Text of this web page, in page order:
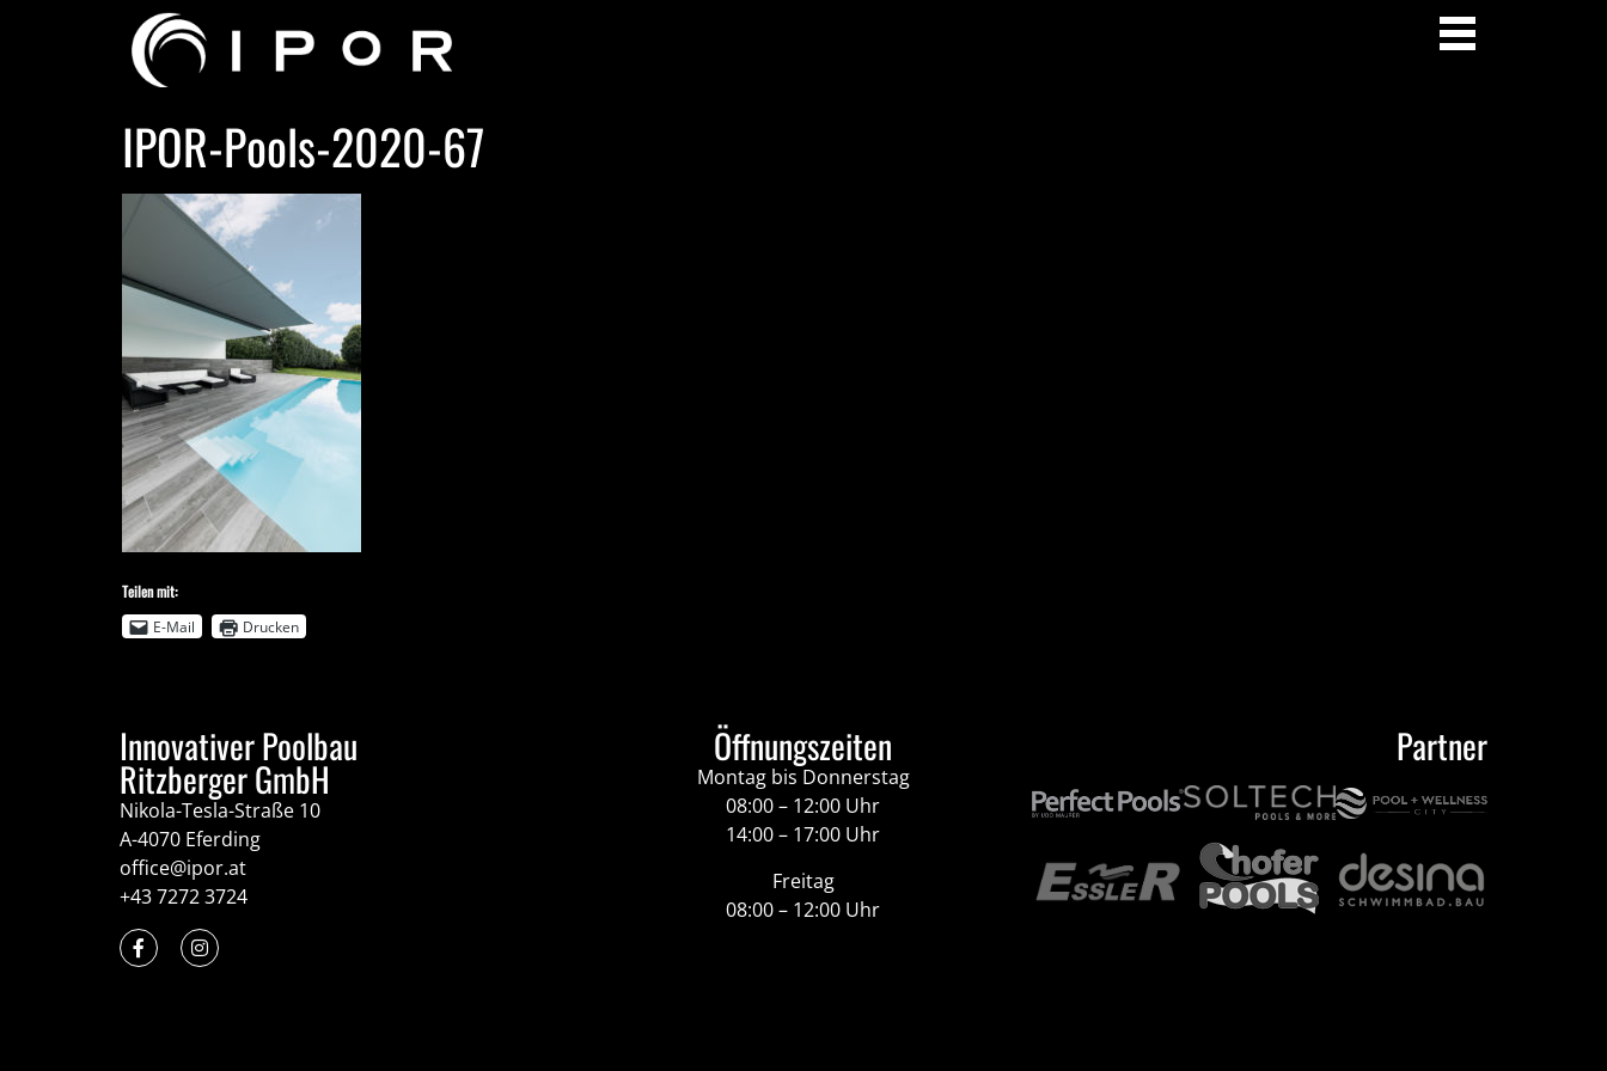
IPOR-Pools-2020-67
Teilen mit:
E-Mail
Drucken
Innovativer Poolbau
Ritzberger GmbH
Nikola-Tesla-Straße 10
A-4070 Eferding
office@ipor.at
+43 7272 3724
Öffnungszeiten
Montag bis Donnerstag
08:00 – 12:00 Uhr
14:00 – 17:00 Uhr
Freitag
08:00 – 12:00 Uhr
Partner